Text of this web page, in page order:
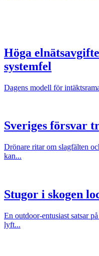
Höga
systemfel
Dagens modell för
Sveriges försvar
Drönare ritar om slagfälten
kan...
Stugor i skogen
En outdoor-entusiast satsar
lyft...